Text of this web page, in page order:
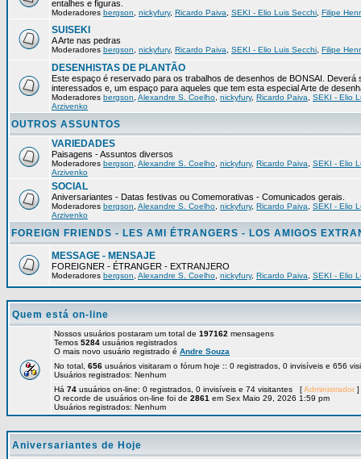
entalhes e figuras.
Moderadores bergson nickyfury, Ricardo Paiva SEKI - Elio Luis Secchi Filipe
SUISEKI
A Arte nas pedras
Moderadores bergson nickyfury, Ricardo Paiva SEKI - Elio Luis Secchi Filipe
DESENHISTAS DE PLANTÃO
Este espaço é reservado para os trabalhos de desenhos de BONSAI. Deverá
interessados e, um espaço para aqueles que tem esta especial Arte de
Moderadores bergson Alexandre S. Coelho nickyfury, Ricardo Paiva
SEKI - Elio
Arzivenko
OUTROS ASSUNTOS
VARIEDADES
Paisagens - Assuntos diversos
Moderadores bergson Alexandre S. Coelho nickyfury, Ricardo Paiva
SEKI - Elio
Arzivenko
SOCIAL
Aniversariantes - Datas festivas ou Comemorativas - Comunicados gerais.
Moderadores bergson Alexandre S. Coelho nickyfury, Ricardo Paiva
SEKI - Elio
Arzivenko
FOREIGN FRIENDS - LES AMI ÉTRANGERS - LOS AMIGOS
MESSAGE - MENSAJE
FOREIGNER - ÉTRANGER - EXTRANJERO
Moderadores bergson Alexandre S. Coelho nickyfury, Ricardo Paiva SEKI - Elio
Quem está on-line
Nossos usuários postaram um total de 197162 mensagens
Temos 5284 usuários registrados
O mais novo usuário registrado é Andre Souza
No total, 656 usuários visitaram o fórum hoje :: 0 registrados, 0 invisíveis e 656
Usuários registrados: Nenhum
Há 74 usuários on-line: 0 registrados, 0 invisíveis e 74 visitantes [Administrador
O recorde de usuários on-line foi de 2861 em Sex Maio 29, 2026 1:59 pm
Usuários registrados: Nenhum
Aniversariantes de Hoje